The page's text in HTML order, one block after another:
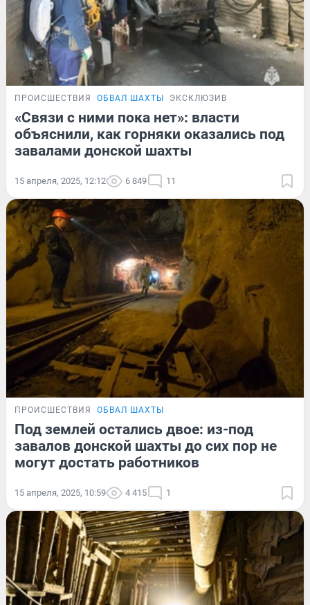
ПРОИСШЕСТВИЯ ОБВАЛ ШАХТЫ ЭКСКЛЮЗИВ
«Связи с ними пока нет»: власти
объяснили, как горняки оказались под
завалами донской шахты
15 апреля, 2025, 12:12 6 849 11
ПРОИСШЕСТВИЯ ОБВАЛ ШАХТЫ
Под землей остались двое: из-под
завалов донской шахты до сих пор не
могут достать работников
15 апреля, 2025, 10:59 4 415 1